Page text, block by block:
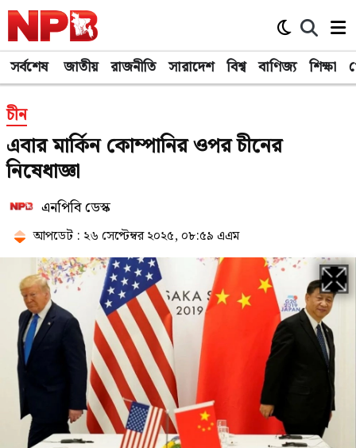
সর্বশেষ জাতীয় রাজনীতি সারাদেশ বিশ্ব বাণিজ্য শিক্ষা
চীন
এবার মার্কিন কোম্পানির ওপর চীনের
নিষেধাজ্ঞা
এনপিবি ডেস্ক
আপডেট : ২৬ সেপ্টেম্বর ২০২৫, ০৮:৫৯ এএম